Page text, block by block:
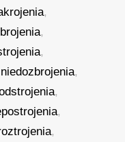
,
,
,
niedozbrojenia,
,
,
,